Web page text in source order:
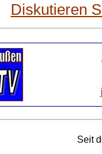
Diskutieren
Seit